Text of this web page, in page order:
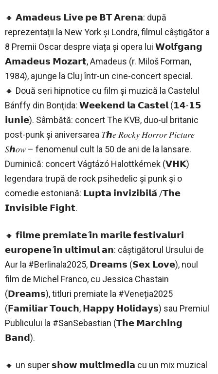
🔸 𝗔𝗺𝗮𝗱𝗲𝘂𝘀 𝗟𝗶𝘃𝗲 𝗽𝗲 𝗕𝗧 𝗔𝗿𝗲𝗻𝗮: după
reprezentații la New York și Londra, filmul câștigător a
8 Premii Oscar despre viața și opera lui 𝗪𝗼𝗹𝗳𝗴𝗮𝗻𝗴
𝗔𝗺𝗮𝗱𝗲𝘂𝘀 𝗠𝗼𝘇𝗮𝗿𝘁, Amadeus (r. Miloš Forman,
1984), ajunge la Cluj într-un cine-concert special.
🔸 Două seri hipnotice cu film și muzică la Castelul
Bánffy din Bonțida: 𝗪𝗲𝗲𝗸𝗲𝗻𝗱 𝗹𝗮 𝗖𝗮𝘀𝘁𝗲𝗹 (𝟭𝟰-𝟭𝟱
𝗶𝘂𝗻𝗶𝗲). Sâmbătă: concert The KVB, duo-ul britanic
post-punk și aniversarea 𝑇ℎ𝑒 𝑅𝑜𝑐𝑘𝑦 𝐻𝑜𝑟𝑟𝑜𝑟 𝑃𝑖𝑐𝑡𝑢𝑟𝑒
𝑆ℎ𝑜𝑤 – fenomenul cult la 50 de ani de la lansare.
Duminică: concert Vágtázó Halottkémek (𝗩𝗛𝗞)
legendara trupă de rock psihedelic și punk și o
comedie estoniană: 𝗟𝘂𝗽𝘁𝗮 𝗶𝗻𝘃𝗶𝘇𝗶𝗯𝗶𝗹𝗮̆ /𝗧𝗵𝗲
𝗜𝗻𝘃𝗶𝘀𝗶𝗯𝗹𝗲 𝗙𝗶𝗴𝗵𝘁.
🔸 𝗳𝗶𝗹𝗺𝗲 𝗽𝗿𝗲𝗺𝗶𝗮𝘁𝗲 𝗶̂𝗻 𝗺𝗮𝗿𝗶𝗹𝗲 𝗳𝗲𝘀𝘁𝗶𝘃𝗮𝗹𝘂𝗿𝗶
𝗲𝘂𝗿𝗼𝗽𝗲𝗻𝗲 𝗶̂𝗻 𝘂𝗹𝘁𝗶𝗺𝘂𝗹 𝗮𝗻: câștigătorul Ursului de
Aur la #Berlinala2025, 𝗗𝗿𝗲𝗮𝗺𝘀 (𝗦𝗲𝘅 𝗟𝗼𝘃𝗲), noul
film de Michel Franco, cu Jessica Chastain
(𝗗𝗿𝗲𝗮𝗺𝘀), titluri premiate la #Veneția2025
(𝗙𝗮𝗺𝗶𝗹𝗶𝗮𝗿 𝗧𝗼𝘂𝗰𝗵, 𝗛𝗮𝗽𝗽𝘆 𝗛𝗼𝗹𝗶𝗱𝗮𝘆𝘀) sau Premiul
Publicului la #SanSebastian (𝗧𝗵𝗲 𝗠𝗮𝗿𝗰𝗵𝗶𝗻𝗴
𝗕𝗮𝗻𝗱).
🔸 un super 𝘀𝗵𝗼𝘄 𝗺𝘂𝗹𝘁𝗶𝗺𝗲𝗱𝗶𝗮 cu un mix muzical